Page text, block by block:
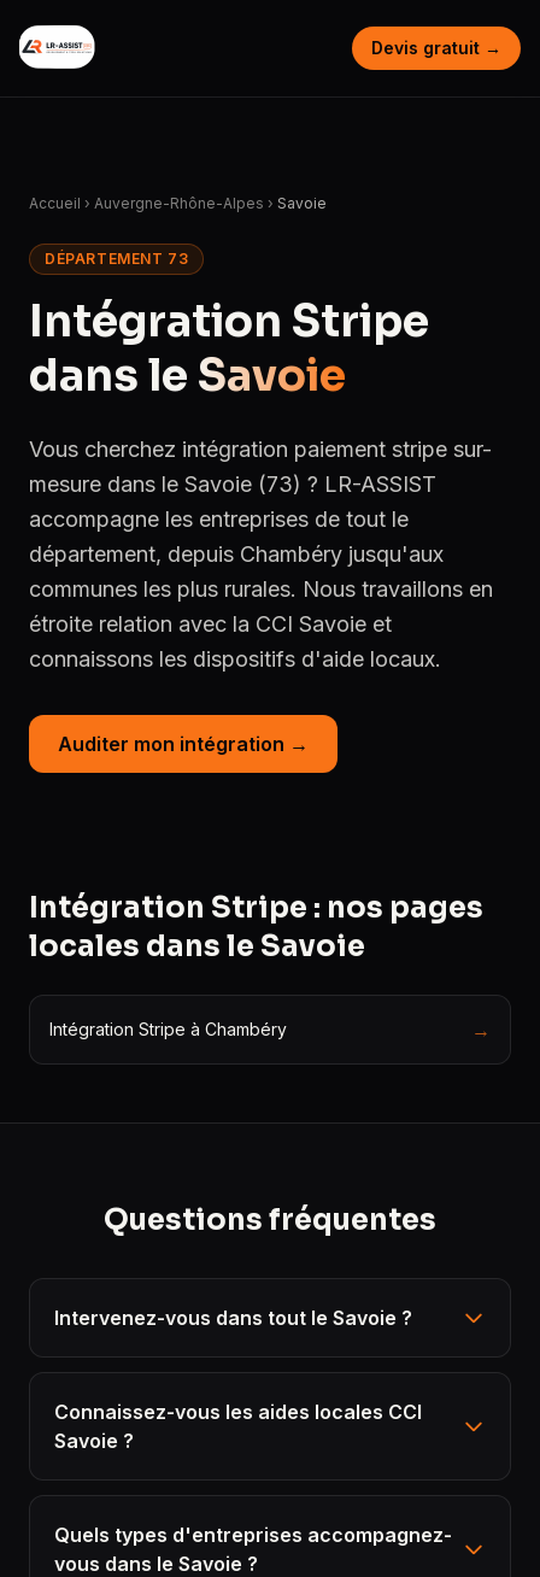
Devis gratuit →
Accueil › Auvergne-Rhône-Alpes › Savoie
DÉPARTEMENT 73
Intégration Stripe
dans le Savoie
Vous cherchez intégration paiement stripe sur-
mesure dans le Savoie (73) ? LR-ASSIST
accompagne les entreprises de tout le
département, depuis Chambéry jusqu'aux
communes les plus rurales. Nous travaillons en
étroite relation avec la CCI Savoie et
connaissons les dispositifs d'aide locaux.
Auditer mon intégration →
Intégration Stripe : nos pages
locales dans le Savoie
Intégration Stripe à Chambéry →
Questions fréquentes
Intervenez-vous dans tout le Savoie ?
Connaissez-vous les aides locales CCI
Savoie ?
Quels types d'entreprises accompagnez-
vous dans le Savoie ?